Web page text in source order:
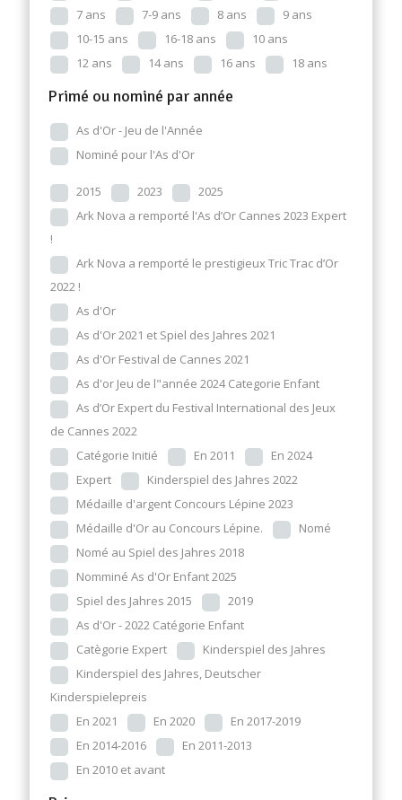
7 ans
7-9 ans 8 ans
9 ans
10-15 ans
16-18 ans
10 ans
12 ans
14 ans 16 ans 18 ans
Primé ou nominé par année
As d'Or - Jeu de l'Année
Nominé pour l'As d'Or
2015 2023
2025
Ark Nova a remporté l'As d’Or Cannes 2023 Expert
!
Ark Nova a remporté le prestigieux Tric Trac d’Or
2022 !
As d'Or
As d'Or 2021 et Spiel des Jahres 2021
As d'Or Festival de Cannes 2021
As d'or Jeu de l"année 2024 Categorie Enfant
As d’Or Expert du Festival International des Jeux
de Cannes 2022
Catégorie Initié
En 2011
En 2024
Expert
Kinderspiel des Jahres 2022
Médaille d'argent Concours Lépine 2023
Médaille d'Or au Concours Lépine.
Nomé
Nomé au Spiel des Jahres 2018
Nomminé As d'Or Enfant 2025
Spiel des Jahres 2015
2019
As d'Or - 2022 Catégorie Enfant
Catègorie Expert
Kinderspiel des Jahres
Kinderspiel des Jahres, Deutscher
Kinderspielepreis
En 2021
En 2020
En 2017-2019
En 2014-2016
En 2011-2013
En 2010 et avant